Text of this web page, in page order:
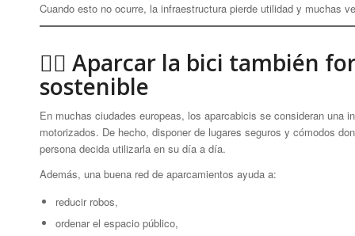
Cuando esto no ocurre, la infraestructura pierde utilidad y muchas
🚴‍♀️ Aparcar la bici también
sostenible
En muchas ciudades europeas, los aparcabicis se consideran una
motorizados. De hecho, disponer de lugares seguros y cómodos
persona decida utilizarla en su día a día.
Además, una buena red de aparcamientos ayuda a:
reducir robos,
ordenar el espacio público,